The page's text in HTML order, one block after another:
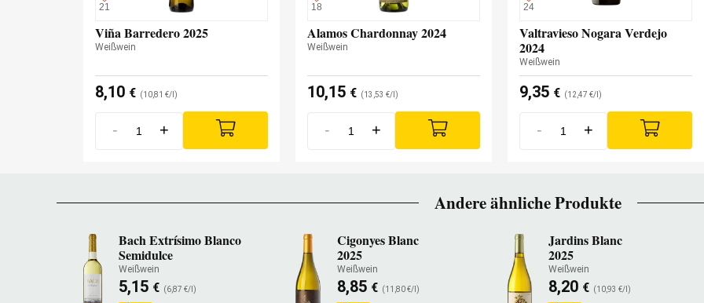
21
Viña Barredero 2025
Weißwein
8,10 € (10,81 €/l)
- +
18
Alamos Chardonnay 2024
Weißwein
10,15 € (13,53 €/l)
- +
24
Valtravieso Nogara Verdejo
2024
Weißwein
9,35 € (12,47 €/l)
- +
Andere ähnliche Produkte
Bach Extrísimo Blanco
Semidulce
Weißwein
5,15 € (6,87 €/l)
Cigonyes Blanc
2025
Weißwein
8,85 € (11,80 €/l)
Jardins Blanc
2025
Weißwein
8,20 € (10,93 €/l)